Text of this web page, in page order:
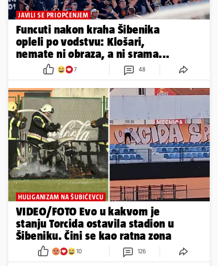
JAVILI SE PRIOPĆENJEM
Funcuti nakon kraha Šibenika
opleli po vodstvu: Klošari,
nemate ni obraza, a ni srama...
7 48
HULIGANIZAM NA ŠUBIĆEVCU
VIDEO/FOTO Evo u kakvom je
stanju Torcida ostavila stadion u
Šibeniku. Čini se kao ratna zona
10 126